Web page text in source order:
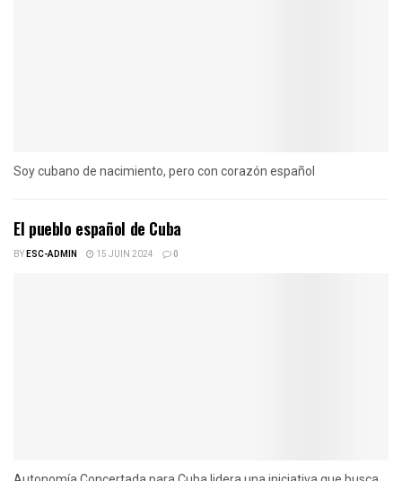
Soy cubano de nacimiento, pero con corazón español
El pueblo español de Cuba
BYESC-ADMIN 15 JUIN 2024 0